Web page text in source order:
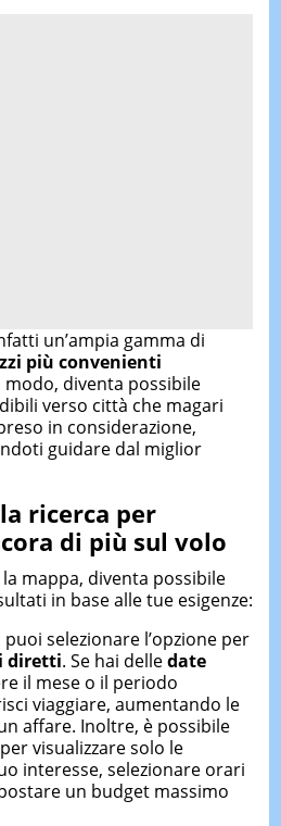
un’ampia gamma di
più convenienti
modo, diventa possibile
verso città che magari
in considerazione,
guidare dal miglior
la ricerca per
di più sul volo
mappa, diventa possibile
in base alle tue esigenze:
selezionare l’opzione per
diretti. Se hai delledate
il mese o il periodo
viaggiare, aumentando le
affare. Inoltre, è possibile
visualizzare solo le
interesse, selezionare orari
un budget massimo